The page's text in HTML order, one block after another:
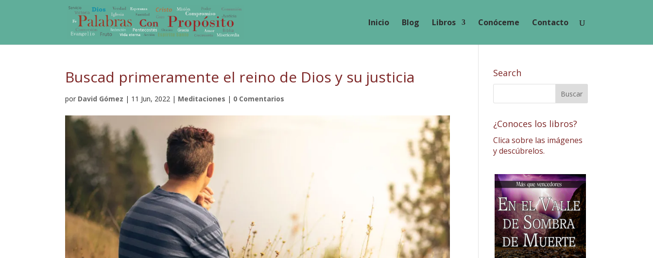
Inicio Blog Libros Conóceme Contacto
Buscad primeramente el reino de Dios y su justicia
por David Gómez | 11 Jun, 2022 | Meditaciones | 0 Comentarios
Search
¿Conoces los libros?
Clica sobre las imágenes
y descúbrelos.